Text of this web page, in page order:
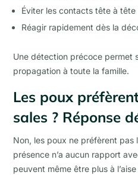
Éviter les contacts tête à tête
Réagir rapidement dès la
Une détection précoce permet
propagation à toute la famille.
Les poux
sales ? Réponse
Non, les poux ne préfèrent pas
présence n’a aucun rapport
peuvent même être plus à